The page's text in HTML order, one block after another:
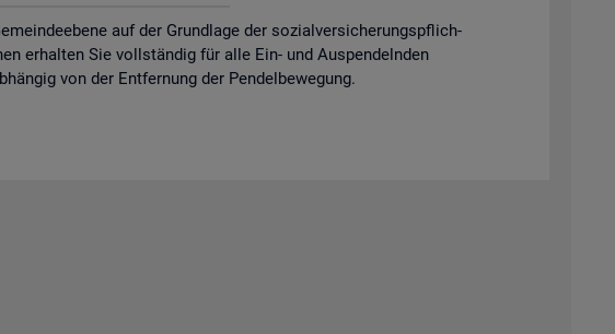
auf der Grund­la­ge der so­zi­al­ver­si­che­rungs­pflich­
er­hal­ten Sie voll­stän­dig für alle Ein- und Aus­pen­deln­den
von der Ent­fer­nung der Pen­del­be­we­gung.